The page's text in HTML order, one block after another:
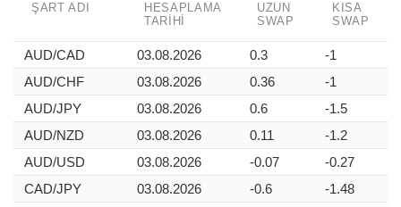
ŞART ADI
HESAPLAMA
TARIHI
UZUN
SWAP
KISA
SWAP
AUD/CAD 03.08.2026 0.3
-1
AUD/CHF
03.08.2026 0.36
-1
AUD/JPY
03.08.2026 0.6
-1.5
AUD/NZD
03.08.2026 0.11
-1.2
AUD/USD
03.08.2026 -0.07
-0.27
CAD/JPY
03.08.2026 -0.6
-1.48